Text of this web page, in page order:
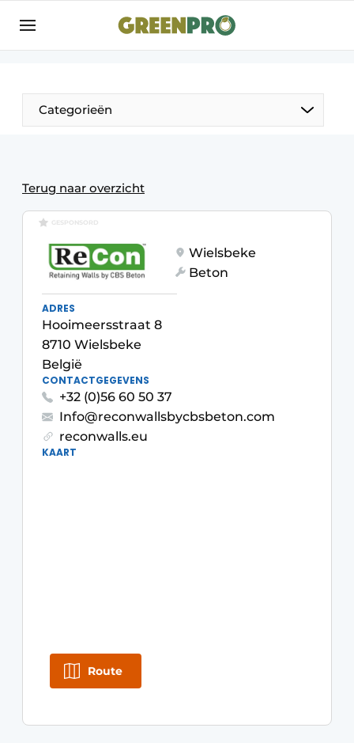
Aanmelden
Bedrijven
Bedrijven
Direct contact
Evenement aanmelden
groenprofessional
Meest gelezen
Nieuwsbrief
Privacy / Cookie statement
Vacature aanmelden
Video’s
Categorieën
Terug naar overzicht
GESPONSORD
Wielsbeke
Beton
ADRES
Hooimeersstraat 8
8710 Wielsbeke
België
CONTACTGEGEVENS
+32 (0)56 60 50 37
Info@reconwallsbycbsbeton.com
reconwalls.eu
KAART
Route